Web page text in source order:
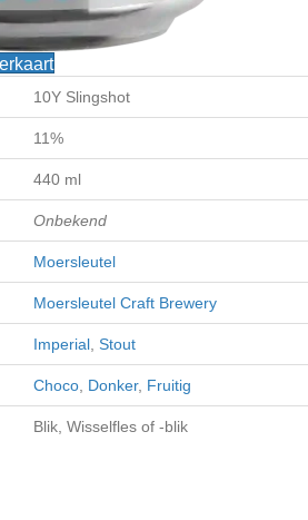
10Y Slingshot
11%
440 ml
Onbekend
Moersleutel
Moersleutel Craft Brewery
Imperial Stout
Choco Donker, Fruitig
Blik, Wisselfles of -blik